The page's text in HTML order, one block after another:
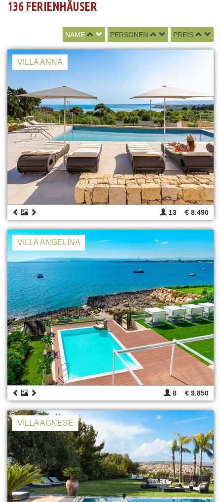
136 FERIENHÄUSER
NAME PERSONEN PREIS
VILLA ANNA
13 € 8.490
VILLA ANGELINA
8 € 9.850
VILLA AGNESE